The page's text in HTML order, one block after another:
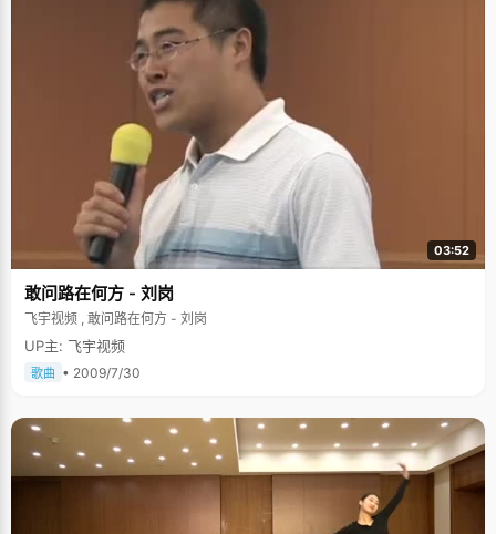
03:52
敢问路在何方 - 刘岗
飞宇视频 , 敢问路在何方 - 刘岗
UP主: 飞宇视频
歌曲 • 2009/7/30